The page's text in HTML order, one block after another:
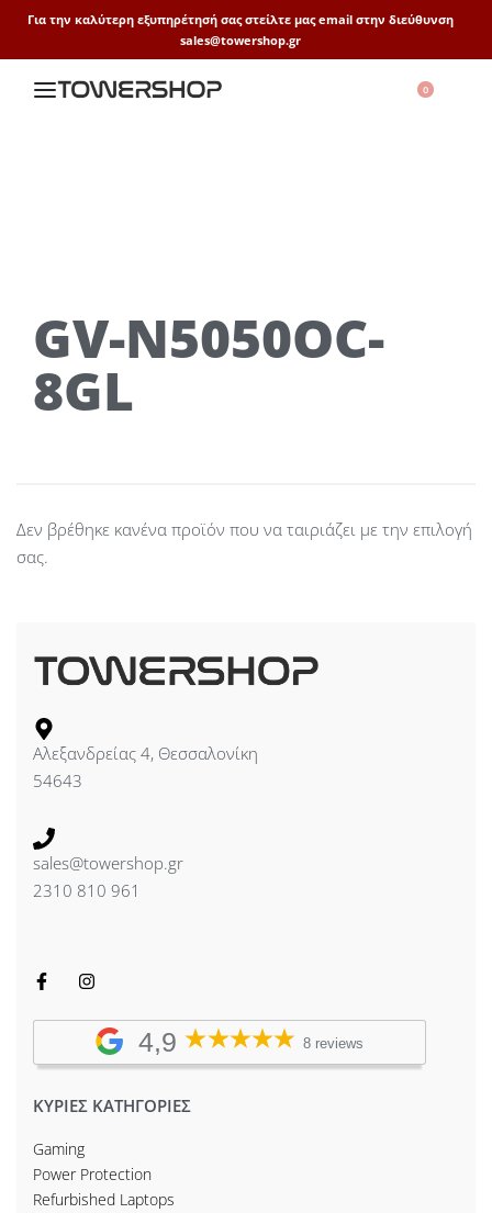
Για την καλύτερη εξυπηρέτησή σας στείλτε μας email στην διεύθυνση
sales@towershop.gr
0
GV-N5050OC-
8GL
Δεν βρέθηκε κανένα προϊόν που να ταιριάζει με την επιλογή
σας.
Αλεξανδρείας 4, Θεσσαλονίκη
54643
sales@towershop.gr
2310 810 961
4,9 8 reviews
ΚΥΡΙΕΣ ΚΑΤΗΓΟΡΙΕΣ
Gaming
Power Protection
Refurbished Laptops